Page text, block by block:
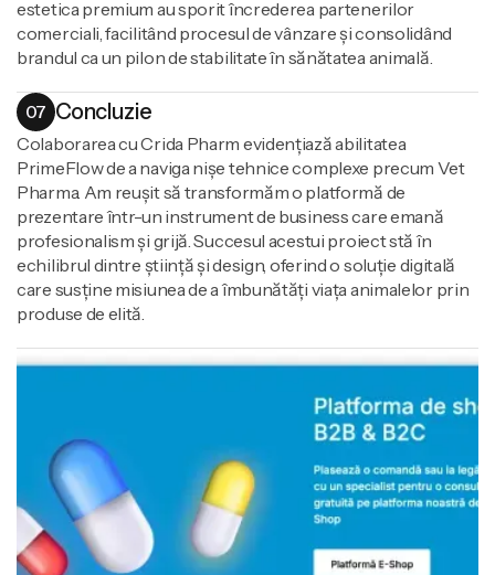
estetica premium au sporit încrederea partenerilor
comerciali, facilitând procesul de vânzare și consolidând
brandul ca un pilon de stabilitate în sănătatea animală.
07 Concluzie
Colaborarea cu Crida Pharm evidențiază abilitatea
PrimeFlow de a naviga nișe tehnice complexe precum Vet
Pharma. Am reușit să transformăm o platformă de
prezentare într-un instrument de business care emană
profesionalism și grijă. Succesul acestui proiect stă în
echilibrul dintre știință și design, oferind o soluție digitală
care susține misiunea de a îmbunătăți viața animalelor prin
produse de elită.